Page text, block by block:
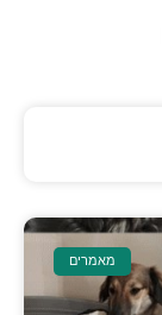
מאמרים